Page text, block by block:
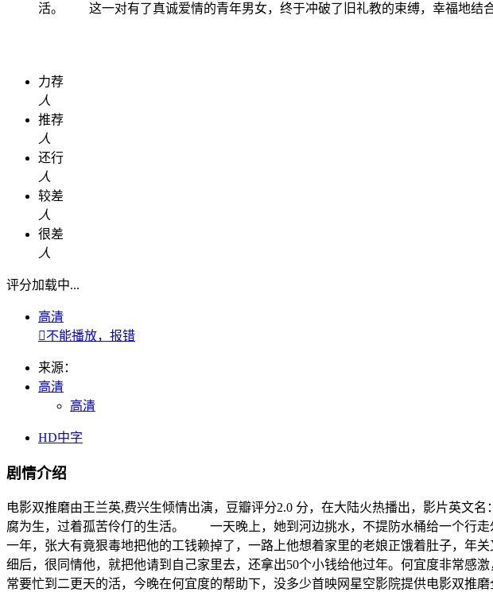
活。 这一对有了真诚爱情的青年男女，终于冲破了旧礼教的束缚，幸福地结合
力荐
人
推荐
人
还行
人
较差
人
很差
人
评分加载中...
高清
不能播放，报错
来源：
高清
高清
HD中字
剧情介绍
电影双推磨由王兰英,费兴生倾情出演，豆瓣评分2.0 分，在大陆火热播出，影片英
腐为生，过着孤苦伶仃的生活。 一天晚上，她到河边挑水，不提防水桶给一个行走
一年，张大有竟狠毒地把他的工钱赖掉了，一路上他想着家里的老娘正饿着肚子，年
细后，很同情他，就把他请到自己家里去，还拿出50个小钱给他过年。何宜度非常
常要忙到二更天的活，今晚在何宜度的帮助下，没多少首映网星空影院提供电影双推